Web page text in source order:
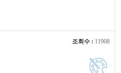
조회수 : 11908